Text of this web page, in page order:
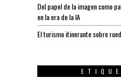
Del papel de la imagen como
en la era de la IA
El turismo itinerante sobre